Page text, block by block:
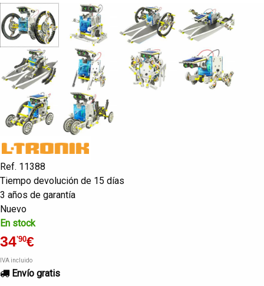
Ref. 11388
Tiempo devolución de 15 días
3 años de garantía
Nuevo
En stock
34'90€
IVA incluido
Envío gratis